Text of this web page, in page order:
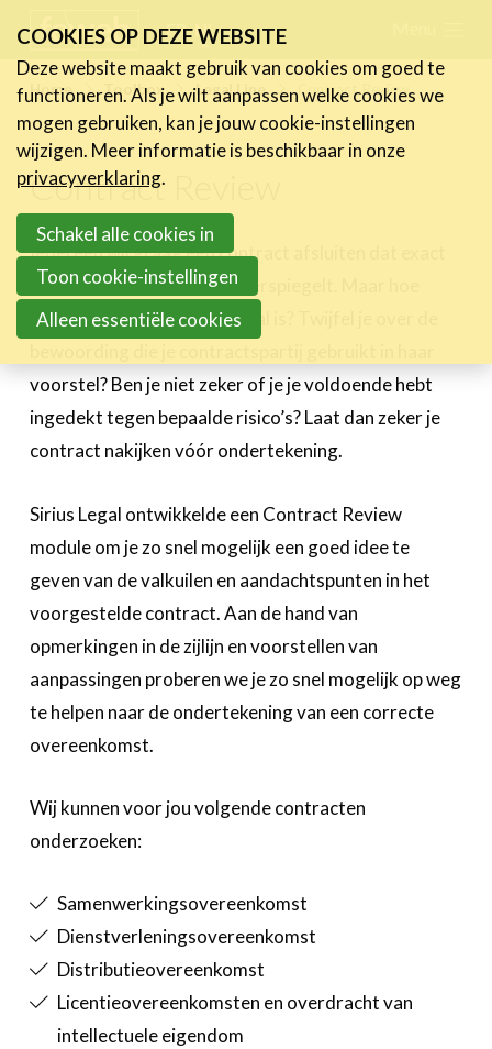
links
Jump
to
navigation
to
main
content
FR NL
Home Toolbox Legal Line Contract Review
Contract Review
Iedereen wil graag een contract afsluiten dat exact
de gemaakte afspraken weerspiegelt. Maar hoe
weet je zeker of dat het geval is? Twijfel je over de
voorstel? Ben je niet zeker of je je voldoende hebt
ingedekt tegen bepaalde risico’s? Laat dan zeker je
contract nakijken vóór ondertekening.
Sirius Legal ontwikkelde een Contract Review
module om je zo snel mogelijk een goed idee te
geven van de valkuilen en aandachtspunten in het
voorgestelde contract. Aan de hand van
opmerkingen in de zijlijn en voorstellen van
aanpassingen proberen we je zo snel mogelijk op weg
te helpen naar de ondertekening van een correcte
overeenkomst.
Wij kunnen voor jou volgende contracten
onderzoeken:
Samenwerkingsovereenkomst
Dienstverleningsovereenkomst
Distributieovereenkomst
Licentieovereenkomsten en overdracht van
intellectuele eigendom
Nieuws
Activiteiten
Expertise
Toolbox
Kenniscentrum
eXperience Labs
Legal Line
HR Line
FeWeb Verzekering
Jobs & Stages
Business Center
Ask The Expert
Bedrijvenzoeker
COOKIES OP DEZE WEBSITE
Deze website maakt gebruik van cookies om goed te
functioneren. Als je wilt aanpassen welke cookies we
mogen gebruiken, kan je jouw cookie-instellingen
wijzigen. Meer informatie is beschikbaar in onze
privacyverklaring.
Schakel alle cookies in
Toon cookie-instellingen
Alleen essentiële cookies